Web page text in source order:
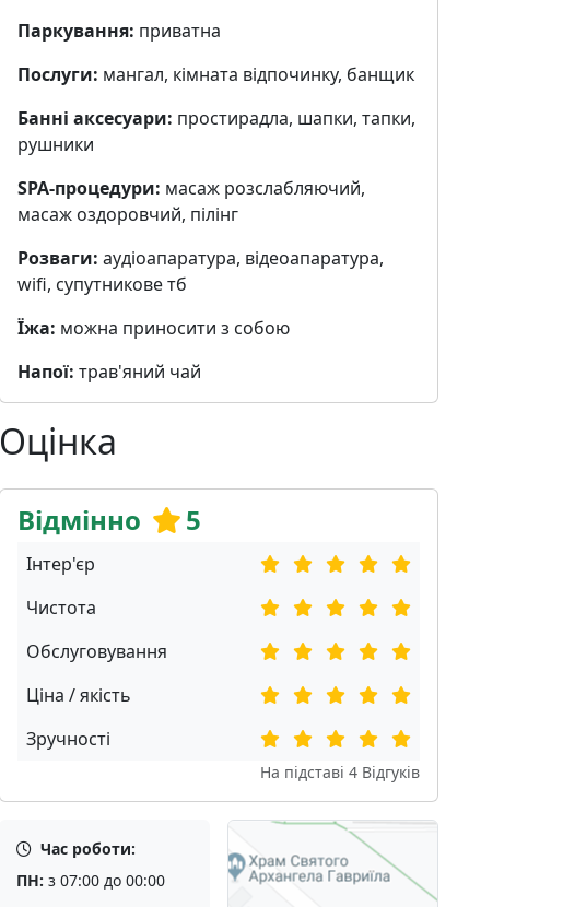
Паркування: приватна
Послуги: мангал, кімната відпочинку, банщик
Банні аксесуари: простирадла, шапки, тапки,
рушники
SPA-процедури: масаж розслабляючий,
масаж оздоровчий, пілінг
Розваги: аудіоапаратура, відеоапаратура,
wifi, cупутникове тб
Їжа: можна приносити з собою
Напої: трав'яний чай
Оцінка
Відмінно 5
Інтер'єр
Чистота
Обслуговування
Ціна / якість
Зручності
На підставі 4 Відгуків
Час роботи:
ПН: з 07:00 до 00:00